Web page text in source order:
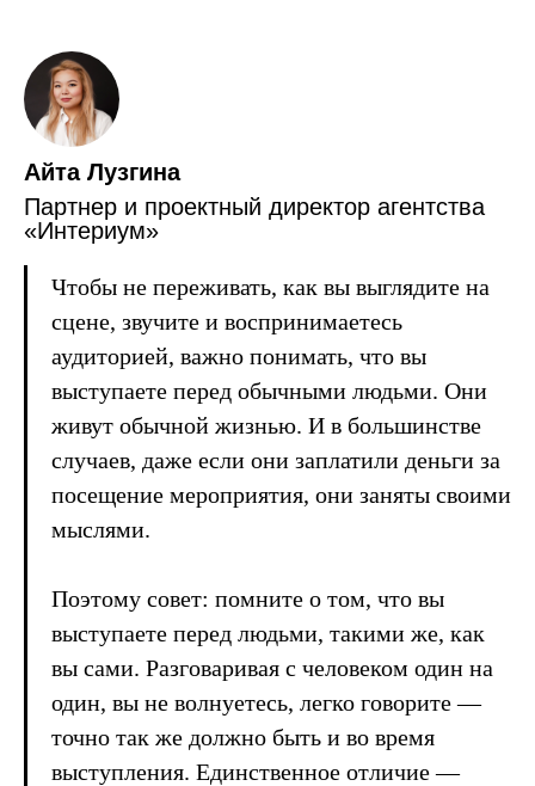
Айта Лузгина
Партнер и проектный директор агентства
«Интериум»
Чтобы не переживать, как вы выглядите на
сцене, звучите и воспринимаетесь
аудиторией, важно понимать, что вы
выступаете перед обычными людьми. Они
живут обычной жизнью. И в большинстве
случаев, даже если они заплатили деньги за
посещение мероприятия, они заняты своими
мыслями.
Поэтому совет: помните о том, что вы
выступаете перед людьми, такими же, как
вы сами. Разговаривая с человеком один на
один, вы не волнуетесь, легко говорите —
точно так же должно быть и во время
выступления. Единственное отличие —